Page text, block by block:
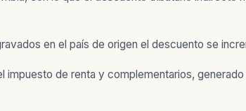
en el país de origen el descuento se
de renta y complementarios,